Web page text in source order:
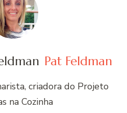
Pat Feldman
criadora do Projeto
na Cozinha